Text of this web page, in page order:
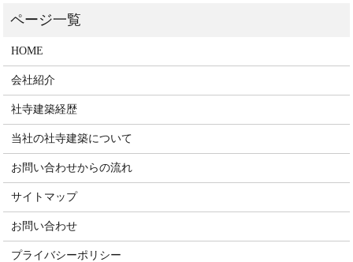
HOME
会社紹介
社寺建築経歴
当社の社寺建築について
お問い合わせからの流れ
サイトマップ
お問い合わせ
プライバシーポリシー